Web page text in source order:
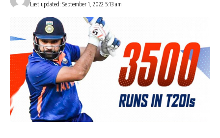
Last updated: September 1, 2022 5:13 am